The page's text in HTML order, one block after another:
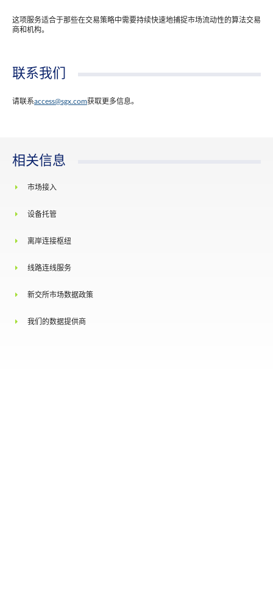
这项服务适合于那些在交易策略中需要持续快速地捕捉市场流动性的算法交易
商和机构。
联系我们
请联系access@sgx.com获取更多信息。
相关信息
市场接入
设备托管
离岸连接枢纽
线路连线服务
新交所市场数据政策
我们的数据提供商